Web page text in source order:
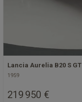
Lancia Aurelia B20 S GT
1959
219 950 €